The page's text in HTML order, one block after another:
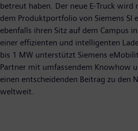
betreut haben. Der neue E-Truck wird
dem Produktportfolio von Siemens SI
ebenfalls ihren Sitz auf dem Campus
einer effizienten und intelligenten
bis 1 MW unterstützt Siemens
Partner mit umfassendem Knowhow
einen entscheidenden Beitrag zu den
weltweit.